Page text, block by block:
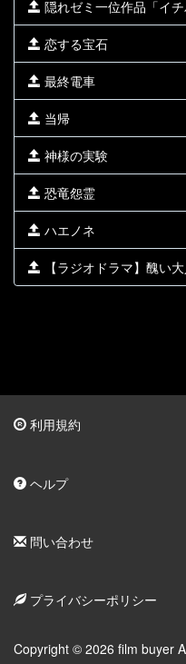
隠れゼミ一位作品「イチ
恋する宝石
最終電車
当帰
神様の実験
恐竜怨霊
ハエノネ
【ラジオドラマ】醜い
利用規約
ヘルプ
問い合わせ
プライバシーポリシー
Copyright © 2026 film buyer